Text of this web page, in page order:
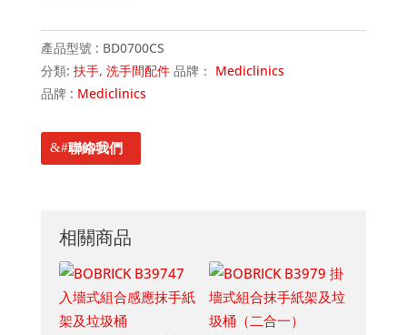
產品型號 : BD0700CS
分類: 扶手, 洗手間配件 品牌： Mediclinics
品牌 : Mediclinics
聯絡我們
相關商品